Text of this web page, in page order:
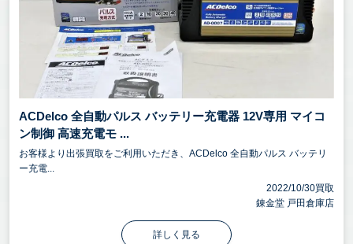
ACDelco 全自動パルス バッテリー充電器 12V専用 マイコ
ン制御 高速充電モ ...
お客様より出張買取をご利用いただき、ACDelco 全自動パルス バッテリ
ー充電...
2022/10/30買取
錬金堂 戸田倉庫店
詳しく見る